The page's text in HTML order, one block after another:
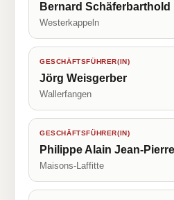
Bernard Schäferbarthold
Westerkappeln
GESCHÄFTSFÜHRER(IN)
Jörg Weisgerber
Wallerfangen
GESCHÄFTSFÜHRER(IN)
Philippe Alain Jean-
Maisons-Laffitte